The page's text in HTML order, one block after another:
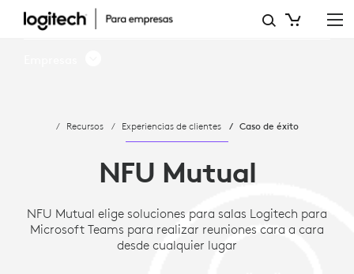
ESTUDIO
MUTUAL
TEAMS
Recursos Experiencias de clientes Caso de éxito
NFU Mutual
NFU Mutual elige soluciones para salas Logitech para
Microsoft Teams para realizar reuniones cara a cara
desde cualquier lugar